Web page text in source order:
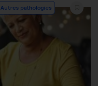
Autres pathologies